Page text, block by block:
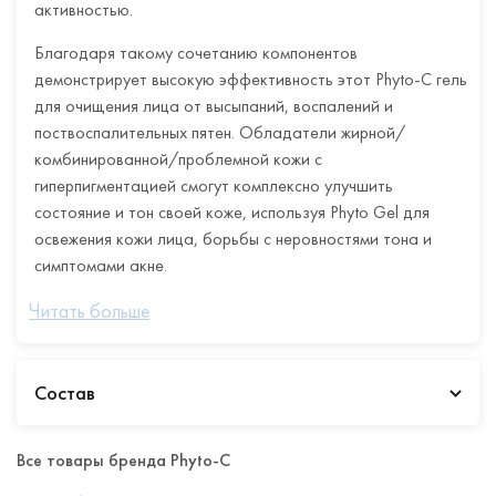
активностью.
Благодаря такому сочетанию компонентов
демонстрирует высокую эффективность этот Phyto-C гель
для очищения лица от высыпаний, воспалений и
поствоспалительных пятен. Обладатели жирной/
комбинированной/проблемной кожи с
гиперпигментацией смогут комплексно улучшить
состояние и тон своей коже, используя Phyto Gel для
освежения кожи лица, борьбы с неровностями тона и
симптомами акне.
Осветляющий, очищающий гель для лица от Phyto-C
Назначение
Читать больше
Состав
Все товары бренда Phyto-C